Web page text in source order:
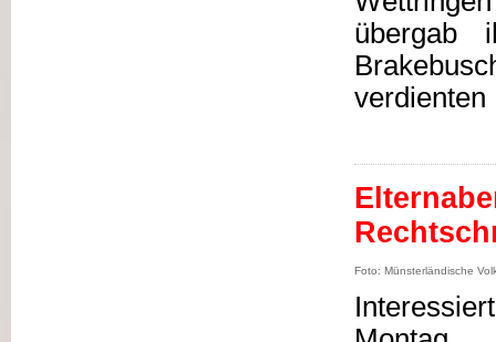
übergab
verdienten
Foto: Münsterländische